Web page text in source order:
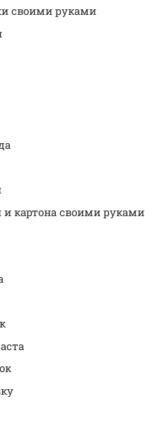
своими руками
картона своими руками